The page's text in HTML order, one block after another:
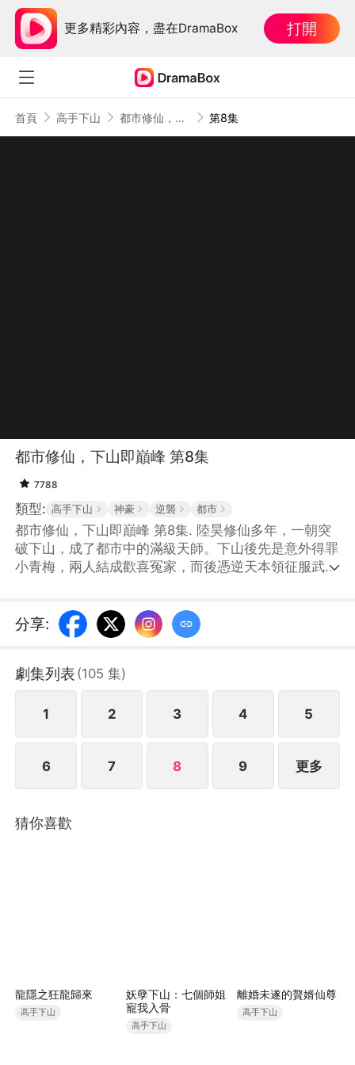
更多精彩內容，盡在DramaBox 打開
首頁 高手下山 都市修仙，下山即巔峰 第8集
都市修仙，下山即巔峰 第8集
7788
類型: 高手下山 神豪 逆襲 都市
都市修仙，下山即巔峰 第8集. 陸昊修仙多年，一朝突
破下山，成了都市中的滿級天師。下山後先是意外得罪
小青梅，兩人結成歡喜冤家，而後憑逆天本領征服武道
分享:
劇集列表 (105 集)
1 2 3 4 5
6 7 8 9 更多
猜你喜歡
龍隱之狂龍歸來
高手下山
妖孽下山：七個師姐
寵我入骨
高手下山
離婚未遂的贅婿仙尊
高手下山